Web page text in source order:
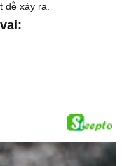
dễ xảy ra.